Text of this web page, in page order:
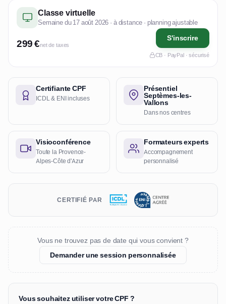
Classe virtuelle
Semaine du 17 août 2026 · à distance · planning ajustable
299 €net de taxes
S'inscrire
CB · PayPal · sécurisé
Certifiante CPF
ICDL & ENI incluses
Présentiel
Septèmes-les-
Vallons
Dans nos centres
Visioconférence
Toute la Provence-
Alpes-Côte d'Azur
Formateurs experts
Accompagnement
personnalisé
CERTIFIÉ PAR
Vous ne trouvez pas de date qui vous convient ?
Demander une session personnalisée
Vous souhaitez utiliser votre CPF ?